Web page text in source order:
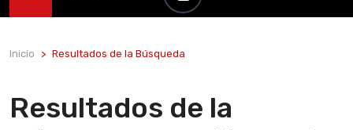
Inicio Resultados de la Búsqueda
Resultados de la